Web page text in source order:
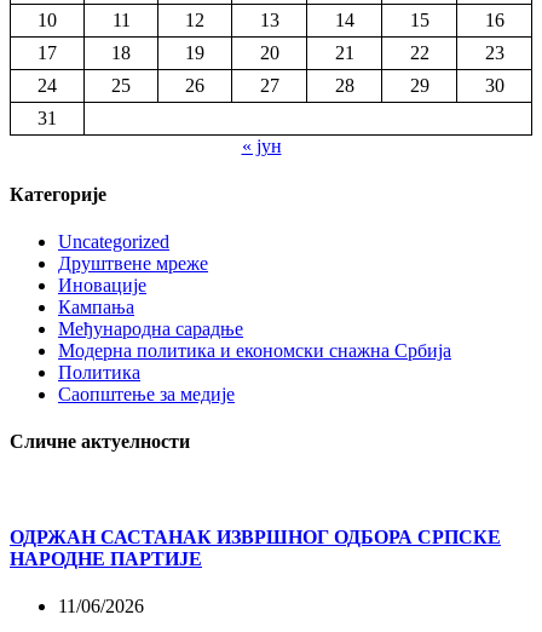
10
11 12 13 14 15
16
17
18 19 20 21 22
23
24
25 26 27 28 29
30
31
« јун
Категорије
Uncategorized
Друштвене мреже
Иновације
Кампања
Међународна сарадње
Модерна политика и економски снажна Србија
Политика
Саопштење за медије
Сличне актуелности
ОДРЖАН САСТАНАК ИЗВРШНОГ ОДБОРА СРПСКЕ
НАРОДНЕ ПАРТИЈЕ
11/06/2026